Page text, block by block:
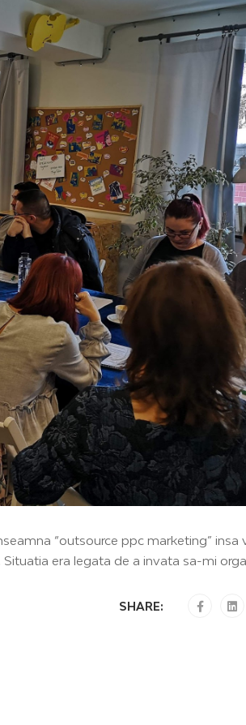
“outsource ppc marketing” insa
era legata de a invata sa-mi
SHARE: